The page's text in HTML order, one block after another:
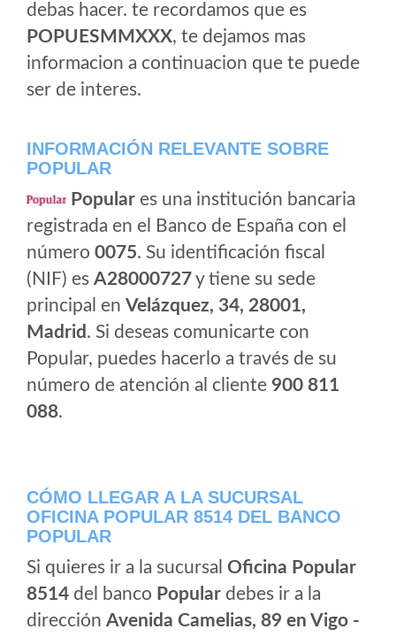
debas hacer. te recordamos que es
POPUESMMXXX, te dejamos mas
informacion a continuacion que te puede
ser de interes.
INFORMACIÓN RELEVANTE SOBRE
POPULAR
Popular es una institución bancaria
registrada en el Banco de España con el
número 0075. Su identificación fiscal
(NIF) es A28000727y tiene su sede
principal en Velázquez, 34, 28001,
Madrid . Si deseas comunicarte con
Popular, puedes hacerlo a través de su
número de atención al cliente 900 811
088.
CÓMO LLEGAR A LA SUCURSAL
OFICINA POPULAR 8514 DEL BANCO
POPULAR
Si quieres ir a la sucursal Oficina Popular
8514 del banco Popular debes ir a la
dirección Avenida Camelias, 89 en Vigo -